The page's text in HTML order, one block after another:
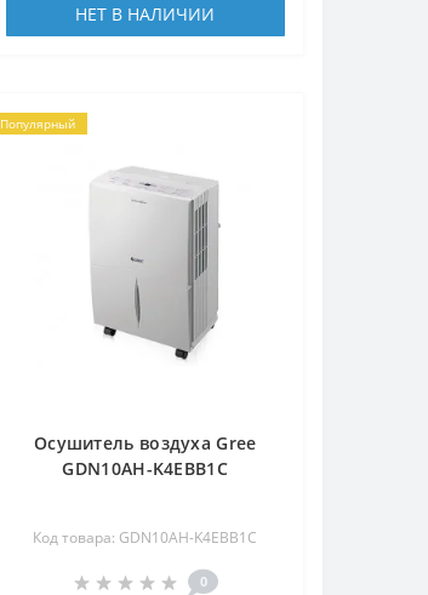
НЕТ В НАЛИЧИИ
Популярный
Осушитель воздуха Gree
GDN10AH-K4EBB1C
Код товара: GDN10AH-K4EBB1C
0